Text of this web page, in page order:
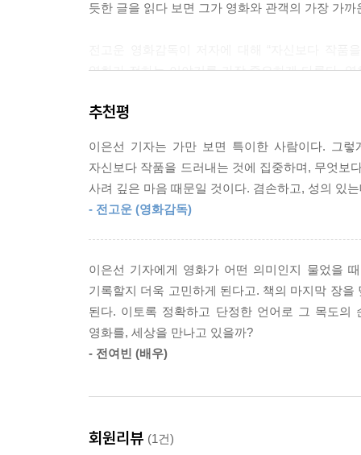
듯한 글을 읽다 보면 그가 영화와 관객의 가장 가
영화가 전하는 이야기를 가장 중요하게 다룬다.
영화의 감동이 더욱 입체적으로 살아난다.
당신만의 고요한 상영관을 채워줄 56편의 작품들
“이들 작품은 영화로 대변되는 스토리 매체 자
마련해주었다. 아직은 타인과 나를 둘러싼 세계
중에서
영화의 모습이 점점 더 빠르게 변하고 있다. 저
드라마까지 시선을 넓혀 56편의 작품을 소개
기준에서도 영화에 대한 저자의 애정이 짙게 느껴
짧고 자극적인 영상이 범람하는 가운데 시간을
사유로 이끄는 영화들, 3관 ‘공상의 밤’은 [에브
추천평
이은선 기자는 가만 보면 특이한 사람이다. 그
자신보다 작품을 드러내는 것에 집중하며, 무엇보
사려 깊은 마음 때문일 것이다. 겸손하고, 성의 있
- 전고운 (영화감독)
이은선 기자에게 영화가 어떤 의미인지 물었을
기록할지 더욱 고민하게 된다고. 책의 마지막 장
된다. 이토록 정확하고 단정한 언어로 그 목도
영화를, 세상을 만나고 있을까?
- 전여빈 (배우)
회원리뷰 (1건)